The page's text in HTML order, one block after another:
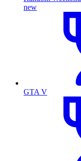
new
GTA V